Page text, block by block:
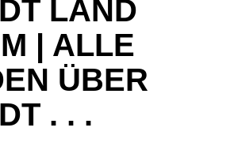
LAND
| ALLE
ÜBER
. . .